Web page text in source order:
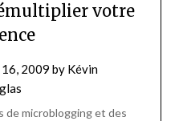
votre
16, 2009 by Kévin
de microblogging et des